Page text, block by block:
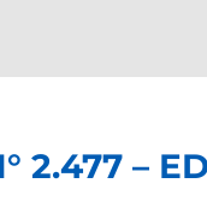
2.477 –